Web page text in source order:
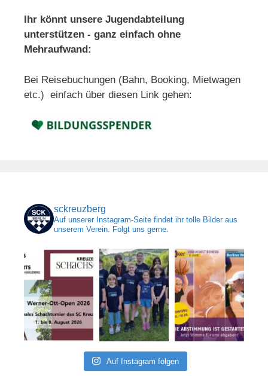
Ihr könnt unsere Jugendabteilung
unterstützen - ganz einfach ohne
Mehraufwand:
Bei Reisebuchungen (Bahn, Booking, Mietwagen
etc.) einfach über diesen Link gehen:
sckreuzberg
Auf unserer Instagram-Seite findet ihr tolle Bilder aus
unserem Verein. Folgt uns gerne.
Auf Instagram folgen